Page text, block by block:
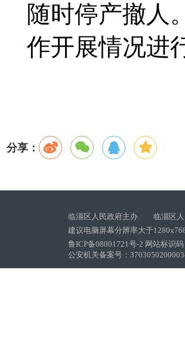
随时停产撤人
作开展情况进
分享：
临淄区人民政府主办 临淄区人
建议电脑屏幕分辨率大于
鲁ICP备08001721号-2 网站标识
公安机关备案号：